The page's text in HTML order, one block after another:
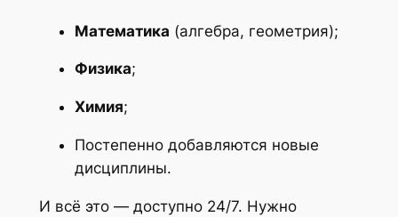
Математика (алгебра, геометрия);
Физика;
Химия;
Постепенно добавляются новые
дисциплины.
И всё это — доступно 24/7. Нужно